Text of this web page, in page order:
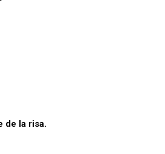
de la risa.